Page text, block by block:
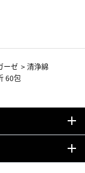
ーゼ >清浄綿
60包